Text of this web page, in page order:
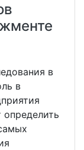
в
в
определить